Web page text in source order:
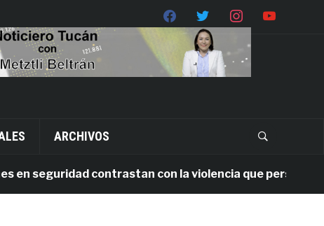
ARCHIVOS
contrastan con la violencia que persiste en